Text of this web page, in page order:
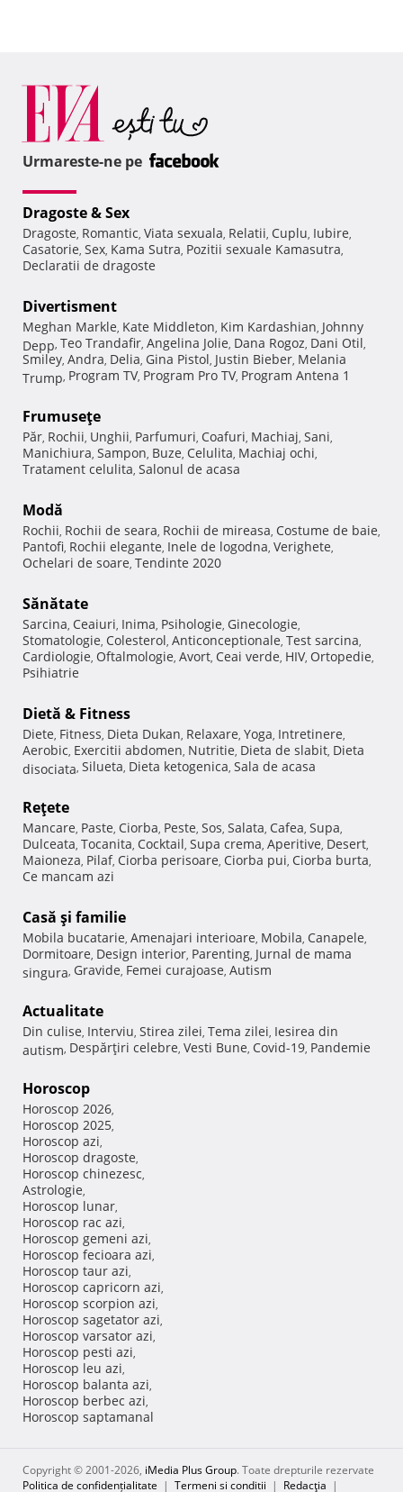
Urmareste-ne pe
Dragoste & Sex
Dragoste, Romantic, Viata sexuala, Relatii, Cuplu, Iubire,
Casatorie, Sex, Kama Sutra, Pozitii sexuale Kamasutra,
Declaratii de dragoste
Divertisment
Meghan Markle, Kate Middleton, Kim Kardashian, Johnny
Depp, Teo Trandafir, Angelina Jolie, Dana Rogoz, Dani Otil,
Smiley, Andra, Delia, Gina Pistol, Justin Bieber, Melania
Trump, Program TV, Program Pro TV, Program Antena 1
Frumuseţe
Păr, Rochii, Unghii, Parfumuri, Coafuri, Machiaj, Sani,
Manichiura, Sampon, Buze, Celulita, Machiaj ochi,
Tratament celulita, Salonul de acasa
Modă
Rochii, Rochii de seara, Rochii de mireasa, Costume de baie,
Pantofi, Rochii elegante, Inele de logodna, Verighete,
Ochelari de soare, Tendinte 2020
Sănătate
Sarcina, Ceaiuri, Inima, Psihologie, Ginecologie,
Stomatologie, Colesterol, Anticonceptionale, Test sarcina,
Cardiologie, Oftalmologie, Avort, Ceai verde, HIV, Ortopedie,
Psihiatrie
Dietă & Fitness
Diete, Fitness, Dieta Dukan, Relaxare, Yoga, Intretinere,
Aerobic, Exercitii abdomen, Nutritie, Dieta de slabit, Dieta
disociata, Silueta, Dieta ketogenica, Sala de acasa
Reţete
Mancare, Paste, Ciorba, Peste, Sos, Salata, Cafea, Supa,
Dulceata, Tocanita, Cocktail, Supa crema, Aperitive, Desert,
Maioneza, Pilaf, Ciorba perisoare, Ciorba pui, Ciorba burta,
Ce mancam azi
Casă şi familie
Mobila bucatarie, Amenajari interioare, Mobila, Canapele,
Dormitoare, Design interior, Parenting, Jurnal de mama
singura, Gravide, Femei curajoase, Autism
Actualitate
Din culise, Interviu, Stirea zilei, Tema zilei, Iesirea din
autism, Despărţiri celebre, Vesti Bune, Covid-19, Pandemie
Horoscop
Horoscop 2026,
Horoscop 2025,
Horoscop azi,
Horoscop dragoste,
Horoscop chinezesc,
Astrologie,
Horoscop lunar,
Horoscop rac azi,
Horoscop gemeni azi,
Horoscop fecioara azi,
Horoscop taur azi,
Horoscop capricorn azi,
Horoscop scorpion azi,
Horoscop sagetator azi,
Horoscop varsator azi,
Horoscop pesti azi,
Horoscop leu azi,
Horoscop balanta azi,
Horoscop berbec azi,
Horoscop saptamanal
Copyright © 2001-2026, iMedia Plus Group. Toate drepturile rezervate
Politica de confidențialitate | Termeni si conditii | Redacţia |